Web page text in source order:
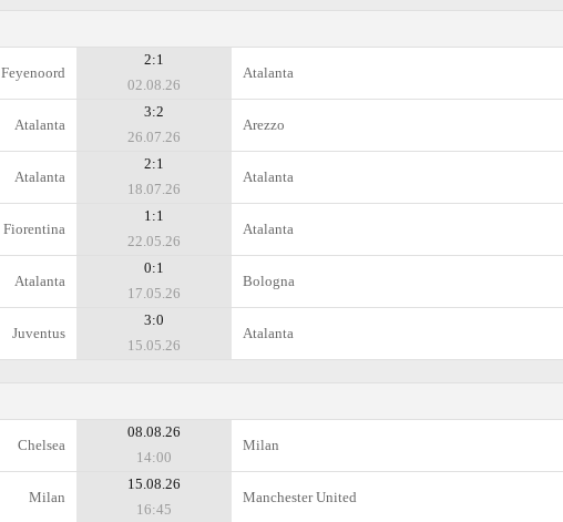
Feyenoord
2:1
02.08.26
Atalanta
Atalanta
3:2
26.07.26
Arezzo
Atalanta
2:1
18.07.26
Atalanta
Fiorentina
1:1
22.05.26
Atalanta
Atalanta
0:1
17.05.26
Bologna
Juventus
3:0
15.05.26
Atalanta
Chelsea
08.08.26
14:00
Milan
Milan
15.08.26
16:45
Manchester United